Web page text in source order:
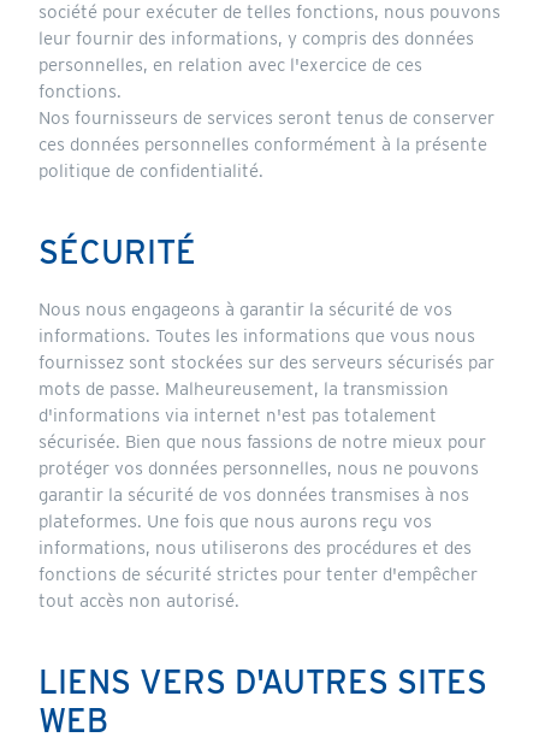
société pour exécuter de telles fonctions, nous pouvons
leur fournir des informations, y compris des données
personnelles, en relation avec l'exercice de ces
fonctions.
Nos fournisseurs de services seront tenus de conserver
ces données personnelles conformément à la présente
politique de confidentialité.
SÉCURITÉ
Nous nous engageons à garantir la sécurité de vos
informations. Toutes les informations que vous nous
fournissez sont stockées sur des serveurs sécurisés par
mots de passe. Malheureusement, la transmission
d'informations via internet n'est pas totalement
sécurisée. Bien que nous fassions de notre mieux pour
protéger vos données personnelles, nous ne pouvons
garantir la sécurité de vos données transmises à nos
plateformes. Une fois que nous aurons reçu vos
informations, nous utiliserons des procédures et des
fonctions de sécurité strictes pour tenter d'empêcher
tout accès non autorisé.
LIENS VERS D'AUTRES SITES
WEB